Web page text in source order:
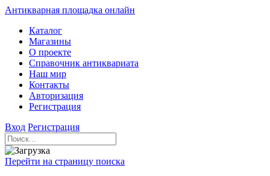
Антикварная площадка онлайн
Каталог
Магазины
О проекте
Справочник антиквариата
Наш мир
Контакты
Авторизация
Регистрация
Вход Регистрация
Перейти на страницу поиска